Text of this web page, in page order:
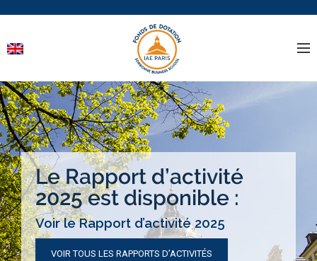
Le Rapport d’activité
2025 est disponible :
Voir le Rapport d’activité 2025
VOIR TOUS LES RAPPORTS D’ACTIVITÉS